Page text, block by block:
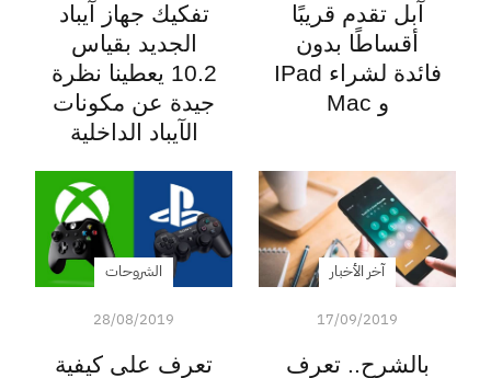
آبل تقدم قريبًا
أقساطًا بدون
فائدة لشراء IPad
و Mac
تفكيك جهاز آيباد
الجديد بقياس
10.2 يعطينا نظرة
جيدة عن مكونات
الآيباد الداخلية
آخر الأخبار
17/09/2019
بالشرح.. تعرف
الشروحات
28/08/2019
تعرف على كيفية